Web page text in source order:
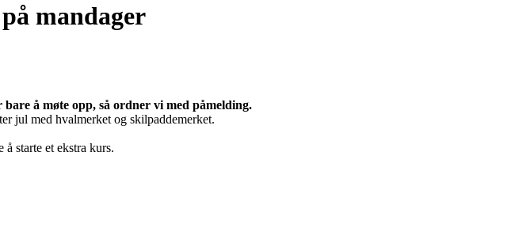
mandager
bare å møte opp, så ordner vi med påmelding.
jul med hvalmerket og skilpaddemerket.
starte et ekstra kurs.